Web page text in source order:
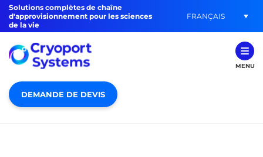
Solutions complètes de chaîne
d'approvisionnement pour les sciences
de la vie
FRANÇAIS
MENU
DEMANDE DE DEVIS